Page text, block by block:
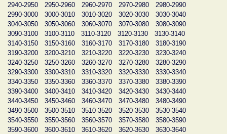
2940-2950
2950-2960 2960-2970 2970-2980
2980-2990
2990-3000
3000-3010 3010-3020 3020-3030
3030-3040
3040-3050
3050-3060 3060-3070 3070-3080
3080-3090
3090-3100
3100-3110 3110-3120 3120-3130
3130-3140
3140-3150
3150-3160 3160-3170 3170-3180
3180-3190
3190-3200
3200-3210 3210-3220 3220-3230
3230-3240
3240-3250
3250-3260 3260-3270 3270-3280
3280-3290
3290-3300
3300-3310 3310-3320 3320-3330
3330-3340
3340-3350
3350-3360 3360-3370 3370-3380
3380-3390
3390-3400
3400-3410 3410-3420 3420-3430
3430-3440
3440-3450
3450-3460 3460-3470 3470-3480
3480-3490
3490-3500
3500-3510 3510-3520 3520-3530
3530-3540
3540-3550
3550-3560 3560-3570 3570-3580
3580-3590
3590-3600
3600-3610 3610-3620 3620-3630
3630-3640